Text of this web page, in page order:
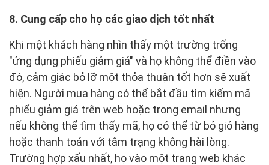
8. Cung cấp cho họ các giao dịch tốt nhất
Khi một khách hàng nhìn thấy một trường trống
"ứng dụng phiếu giảm giá" và họ không thể điền vào
đó, cảm giác bỏ lỡ một thỏa thuận tốt hơn sẽ xuất
hiện. Người mua hàng có thể bắt đầu tìm kiếm mã
phiếu giảm giá trên web hoặc trong email nhưng
nếu không thể tìm thấy mã, họ có thể từ bỏ giỏ hàng
hoặc thanh toán với tâm trạng không hài lòng.
Trường hợp xấu nhất, họ vào một trang web khác